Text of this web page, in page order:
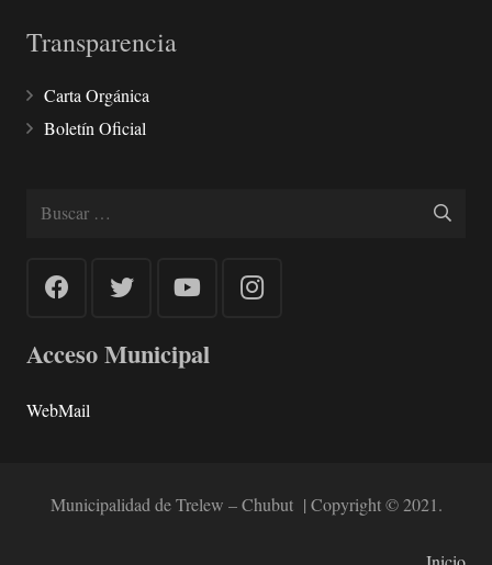
Transparencia
Carta Orgánica
Boletín Oficial
Buscar:
Acceso Municipal
WebMail
Municipalidad de Trelew – Chubut | Copyright © 2021.